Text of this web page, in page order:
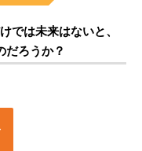
では未来はないと、
だろうか？